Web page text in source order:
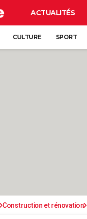
ACTUALITÉS
CULTURE SPORT
Construction et rénovation